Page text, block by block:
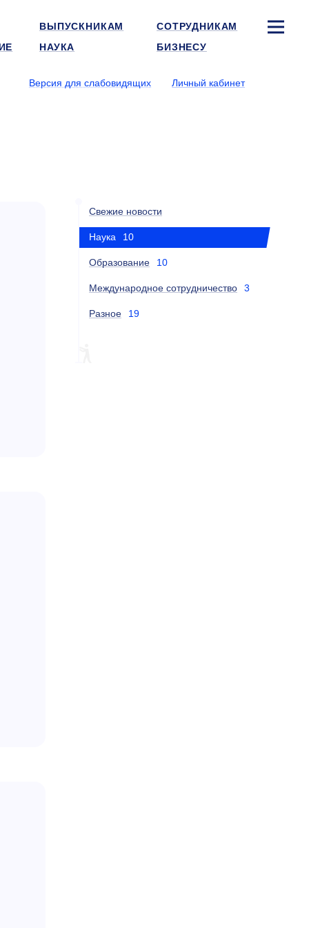
ВЫПУСКНИКАМ
СОТРУДНИКАМ
НАУКА БИЗНЕСУ
Версия для слабовидящих Личный кабинет
Свежие новости
Наука 10
Образование 10
Международное сотрудничество 3
Разное 19